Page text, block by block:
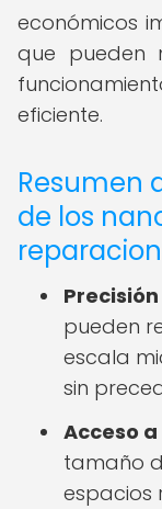
económicos
que pueden
eficiente.
Resumen
de los
pueden
escala
sin
Acceso
tamaño
espacios